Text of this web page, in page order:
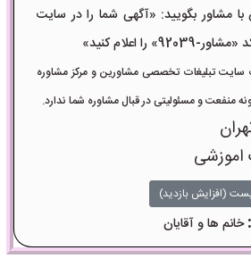
مشاور بگویید: «آگهی شما را در سایت
را اعلام کنید»
سایت تبلیغات تخصصی مشاورین و مرکز مشاوره
منفعت و مسئولیتی در قبال مشاوره شما ندارد.
اموزشی
(افزایش بازدید)
خانم ها و آقایان